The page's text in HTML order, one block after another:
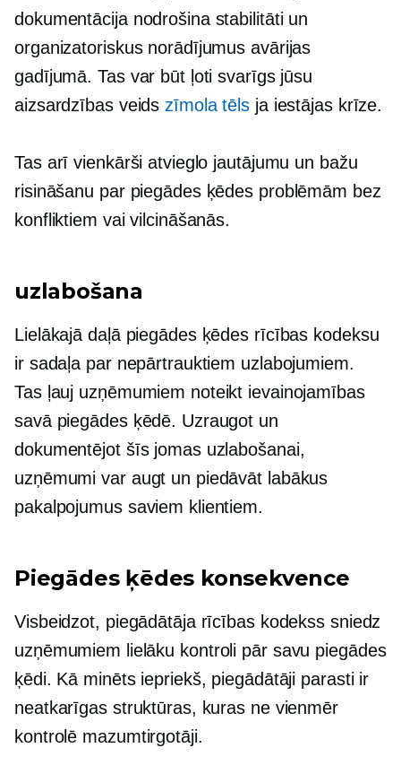
dokumentācija nodrošina stabilitāti un
organizatoriskus norādījumus avārijas
gadījumā. Tas var būt ļoti svarīgs jūsu
aizsardzības veids zīmola tēls ja iestājas krīze.
Tas arī vienkārši atvieglo jautājumu un bažu
risināšanu par piegādes ķēdes problēmām bez
konfliktiem vai vilcināšanās.
uzlabošana
Lielākajā daļā piegādes ķēdes rīcības kodeksu
ir sadaļa par nepārtrauktiem uzlabojumiem.
Tas ļauj uzņēmumiem noteikt ievainojamības
savā piegādes ķēdē. Uzraugot un
dokumentējot šīs jomas uzlabošanai,
uzņēmumi var augt un piedāvāt labākus
pakalpojumus saviem klientiem.
Piegādes ķēdes konsekvence
Visbeidzot, piegādātāja rīcības kodekss sniedz
uzņēmumiem lielāku kontroli pār savu piegādes
ķēdi. Kā minēts iepriekš, piegādātāji parasti ir
neatkarīgas struktūras, kuras ne vienmēr
kontrolē mazumtirgotāji.